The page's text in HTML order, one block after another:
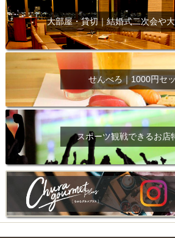
大部屋・貸切｜結婚式二次会や
せんべろ｜1000円セ
スポーツ観戦できるお店